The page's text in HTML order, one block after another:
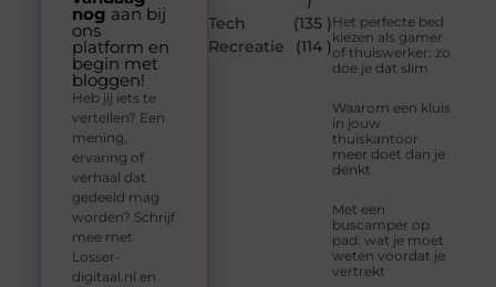
Tech
(135 )
Recreatie
(114 )
Het perfecte bed
kiezen als gamer
of thuiswerker: zo
doe je dat slim
Waarom een kluis
in jouw
thuiskantoor
meer doet dan je
denkt
Met een
buscamper op
pad: wat je moet
weten voordat je
vertrekt
nog aan bij
ons
platform en
begin met
bloggen!
Heb jij iets te
vertellen? Een
mening,
ervaring of
verhaal dat
gedeeld mag
worden? Schrijf
mee met
Losser-
digitaal.nl en